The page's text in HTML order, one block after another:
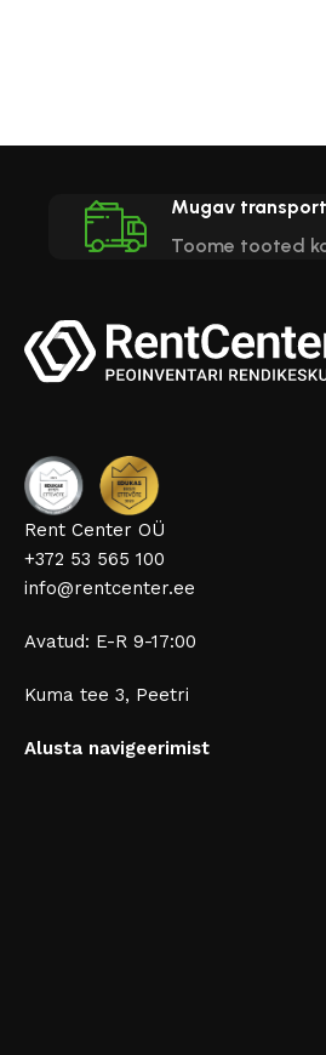
Mugav transport
Toome tooted
Rent Center OÜ
+372 53 565 100
info@rentcenter.ee
Avatud: E-R 9-17:00
Kuma tee 3, Peetri
Alusta navigeerimist